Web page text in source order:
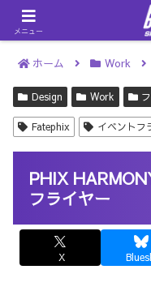
ホーム Work
Design Work
Fatephix イベントフ
PHIX
フライヤー
X
メニュー